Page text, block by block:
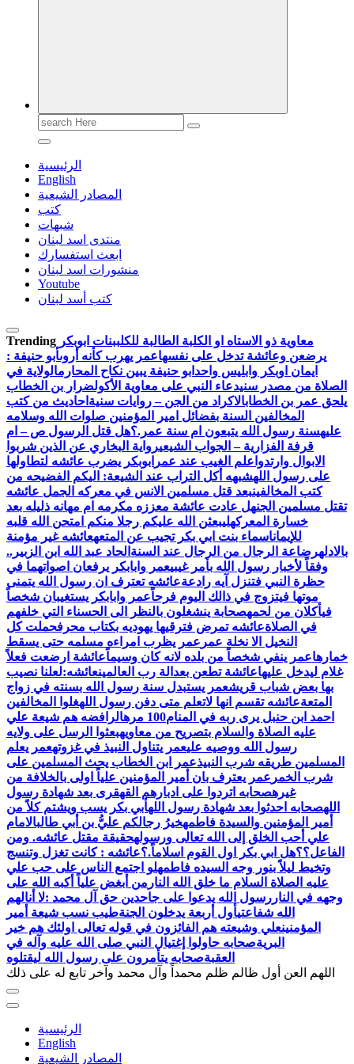
Search
for:
الرئيسية
English
المصادر الشيعية
كتب
شبهات
منتدى اسد لبنان
ابعث استفسارك
منشورات اسد لبنان
Youtube
كتب أسد لبنان
Trending معاوية ذو الاستاه او الكلبة الطالبة للكلببنات ابوبكر
يرضعن وعائشة تدخل على نفسهاعمر يهرب كأنه أروىأبو ‏حنيفة ‏:
‏ايمان ‏اوبكر ‏وابليس ‏واحد ابو حنيفة يبين نكاح المحارمالولاية في
الصلاة من مصدر سنيدعاء النبي على معاوية الأكولضرار بن الخطاب
يلحق عمر بن الخطابالاكراد من الجن – روايات سنية احاديث من كتب
المخالفين السنة بفضائل امير المؤمنين صلوات الله وسلامه
عليهسنة رسول الله يتبعون ام سنة عمر.؟هل قتل الرسول ص – ام
قرفة الفزارية – الجواب الشيعيرواية البخاري عن الذين شربوا
الابوال وارتدوا علم الغيب عند عمر ابوبكر يضرب عائشه لتطاولها
على رسول اللهشبهه أكل التراب عند الشيعة: اليكم الفضيحه من
كتب المخالفينبعد قتل مسلمين الانس في معركه الجمل عائشه
تقتل مسلمين الجنهل عادت عائشة معززه مكرمه ام مهانه ذليله بعد
خسارة المعركهليبعثن الله عليكم رجلا منكم امتحن الله قلبه
للإيماناسماء بنت ابي بكر تجيب عن المتعهعائشه غير مؤمنة
بالادلهرضاعة الرجال من الرجال عند السنة الحاد عبد الله ابن الزبير..
وفقاً لأخبار رسول الله بأمر غيبيعمر وابابكر يرفعان اصواتهما في
حظرة النبي فتنزل آيه رادعةعائشه تعترف ان رسول الله يتمنى
موتها فيتزوج في ذالك اليوم فرحاًعمر وابابكر يستغيبان شخصاً
فيأكلان من لحمهصحابة ينشغلون بالنظر الى الحسناء التي خلفهم
في الصلاةعائشه تمرض فترقيها يهوديه بكتاب محرفحملت كل
النخيل الا نخلة عمر عمر يظرب امراءه مسلمه حتى يسقط
خمارهاعمر ينفي شخصاً من بلده لانه كان وسيماًعائشة ارضعت فعلاً
غلام ليدخل عليهاعائشة تطعن بعدالة رب العالمينعائشه:لعلنا نصيب
بها بعض شباب قريشعمر يستبدل سنة رسول الله بسنته في زواج
المتعةعائشه تقسم انها لاتعلم متى دفن رسول اللهغلوا المخالفين
احمد ابن حنبل يرى ربه في المنام100 مره
الرافضه هم شيعة علي
عليه الصلاة والسلام بتصريح من معاويهبعثوا الرسل على ولايه
رسول الله ووصيه عليعمر يتناول النبيذ في غزوتهعمر يعلم
المسلمين طريقه شرب النبيذعمر ابن الخطاب يحث المسلمين على
شرب الخمر عمر يعترف بان أمير المؤمنين علياً اولى بالخلافة من
غيرهصحابه اتردوا على ادبارهم القهقرى بعد شهادة رسول
اللهصحابه احدثوا بعد شهادة رسول اللهأبي بكر يسب ويشتم كلاً من
أمير المؤمنين والسيدة فاطمهخيرُ رجالكم عليُّ بن أبي طالبالامام
علي أحب الخلق إلى الله تعالى ورسولهحقيقة مقتل عائشه. ومن
الفاعل؟؟هل ابي بكر اول القوم اسلاماً.؟عائشه : كانت تغزل وتنسج
وتخيط ليلاً بنور وجه السيده فاطمهلو اجتمع الناس على حب علي
عليه الصلاة السلام ما خلق الله النار من أبغض علياً أكبه الله على
وجهه في النار رسول الله يدعوا على جاحدين حق آل محمد :لا أنالهم
الله شفاعتيأول أربعة يدخلون الجنةطيب نسب شيعة أمير
المؤمنينعلي وشيعته هم الفائزون في قوله تعالى اولئك هم خير
البريةصحابه حاولوا إغتيال النبي صلى الله عليه وآله في
العقبة
اللهم العن أول ظالم ظلم محمداً وآل محمد وآخر تابع له على ذلك
الرئيسية
English
المصادر الشيعية